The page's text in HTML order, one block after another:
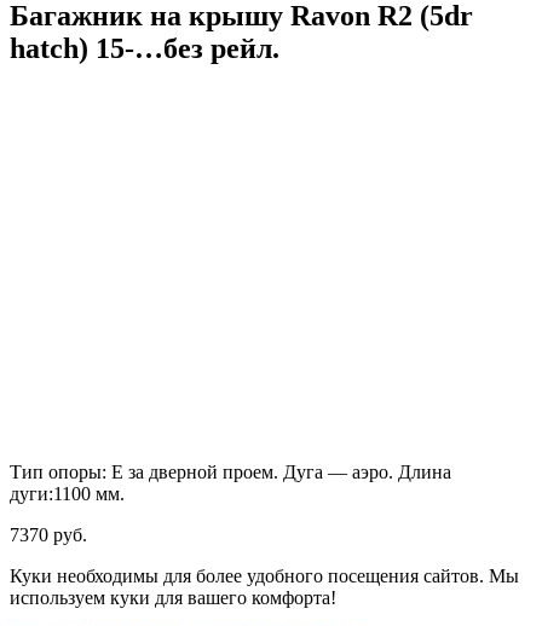
Багажник на крышу Ravon R2 (5dr
hatch) 15-…без рейл.
Тип опоры: E за дверной проем. Дуга — аэро. Длина
дуги:1100 мм.
7370 руб.
Куки необходимы для более удобного посещения сайтов. Мы
используем куки для вашего комфорта!